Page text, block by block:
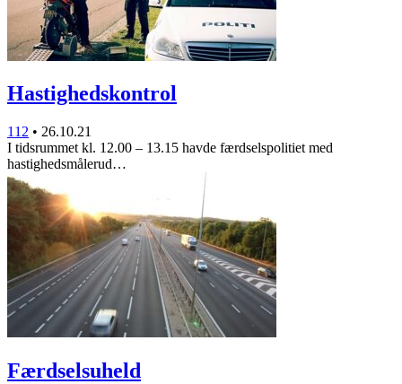
Hastighedskontrol
112 • 26.10.21
I tidsrummet kl. 12.00 – 13.15 havde færdselspolitiet med
hastighedsmålerud…
Færdselsuheld